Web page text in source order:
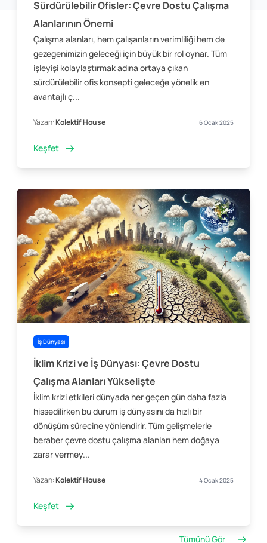
Sürdürülebilir Ofisler: Çevre Dostu Çalışma
Alanlarının Önemi
Çalışma alanları, hem çalışanların verimliliği hem de
gezegenimizin geleceği için büyük bir rol oynar. Tüm
işleyişi kolaylaştırmak adına ortaya çıkan
sürdürülebilir ofis konsepti geleceğe yönelik en
avantajlı ç...
Yazan:Kolektif House 6 Ocak 2025
Keşfet
İş Dünyası
İklim Krizi ve İş Dünyası: Çevre Dostu
Çalışma Alanları Yükselişte
İklim krizi etkileri dünyada her geçen gün daha fazla
hissedilirken bu durum iş dünyasını da hızlı bir
dönüşüm sürecine yönlendirir. Tüm gelişmelerle
beraber çevre dostu çalışma alanları hem doğaya
zarar vermey...
Yazan:Kolektif House 4 Ocak 2025
Keşfet
Tümünü Gör